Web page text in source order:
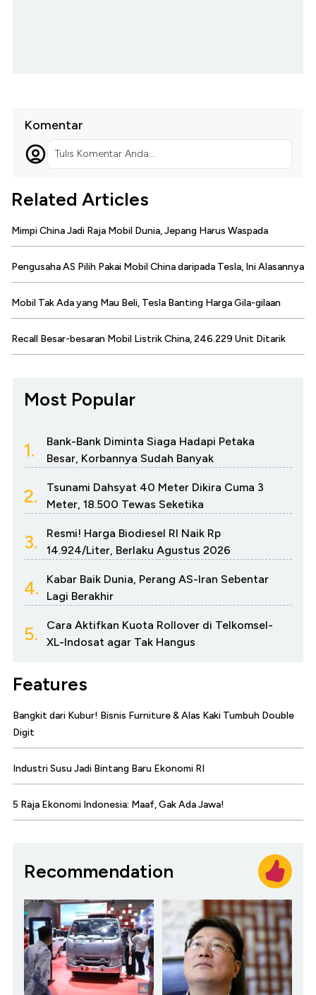
Komentar
Tulis Komentar Anda...
Related Articles
Mimpi China Jadi Raja Mobil Dunia, Jepang Harus Waspada
Pengusaha AS Pilih Pakai Mobil China daripada Tesla, Ini Alasannya
Mobil Tak Ada yang Mau Beli, Tesla Banting Harga Gila-gilaan
Recall Besar-besaran Mobil Listrik China, 246.229 Unit Ditarik
Most Popular
1.
Bank-Bank Diminta Siaga Hadapi Petaka
Besar, Korbannya Sudah Banyak
2.
Tsunami Dahsyat 40 Meter Dikira Cuma 3
Meter, 18.500 Tewas Seketika
3.
Resmi! Harga Biodiesel RI Naik Rp
14.924/Liter, Berlaku Agustus 2026
4.
Kabar Baik Dunia, Perang AS-Iran Sebentar
Lagi Berakhir
5.
Cara Aktifkan Kuota Rollover di Telkomsel-
XL-Indosat agar Tak Hangus
Features
Bangkit dari Kubur! Bisnis Furniture & Alas Kaki Tumbuh Double
Digit
Industri Susu Jadi Bintang Baru Ekonomi RI
5 Raja Ekonomi Indonesia: Maaf, Gak Ada Jawa!
Recommendation